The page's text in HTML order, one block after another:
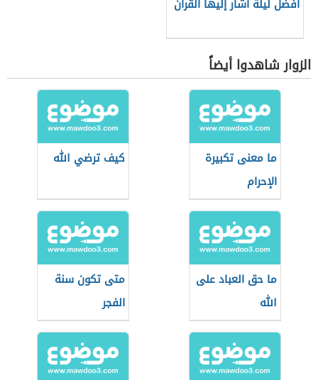
أفضل ليلة أشار إليها القرآن
الزوار شاهدوا أيضاً
ما معنى تكبيرة
الإحرام
كيف ترضي الله
ما حق العباد على
الله
متى تكون سنة
الفجر